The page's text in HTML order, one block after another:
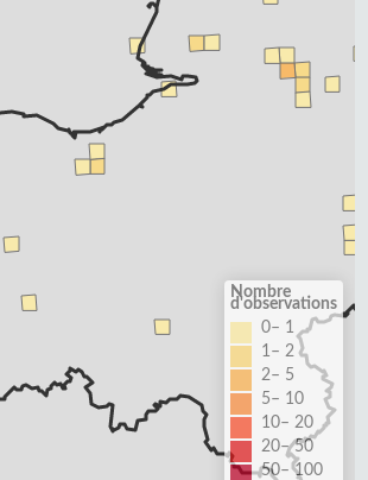
Nombre
d'observations
0– 1
1– 2
2– 5
5– 10
10– 20
20– 50
50– 100